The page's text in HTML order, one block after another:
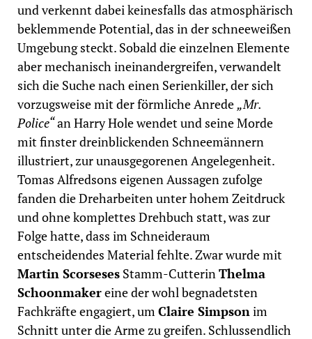
und verkennt dabei keinesfalls das atmosphärisch
beklemmende Potential, das in der schneeweißen
Umgebung steckt. Sobald die einzelnen Elemente
aber mechanisch ineinandergreifen, verwandelt
sich die Suche nach einen Serienkiller, der sich
vorzugsweise mit der förmliche Anrede„Mr.
Police“an Harry Hole wendet und seine Morde
mit finster dreinblickenden Schneemännern
illustriert, zur unausgegorenen Angelegenheit.
Tomas Alfredsons eigenen Aussagen zufolge
fanden die Dreharbeiten unter hohem Zeitdruck
und ohne komplettes Drehbuch statt, was zur
Folge hatte, dass im Schneideraum
entscheidendes Material fehlte. Zwar wurde mit
Martin ScorsesesStamm-CutterinThelma
Schoonmakereine der wohl begnadetsten
Fachkräfte engagiert, umClaire Simpsonim
Schnitt unter die Arme zu greifen. Schlussendlich